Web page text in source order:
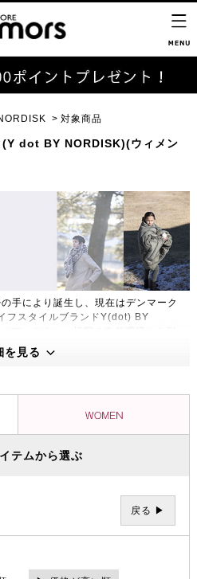
対象商品
(Y dot BY NORDISK)(ウィメン
手により誕生し、現在はデンマーク
フスタイルブランドY(dot) BY
プロダクトは、アウトドアのプロフェ
数々の過酷な冒険やレースを支えてき
を見る
テムから選ぶ
戻る ▶